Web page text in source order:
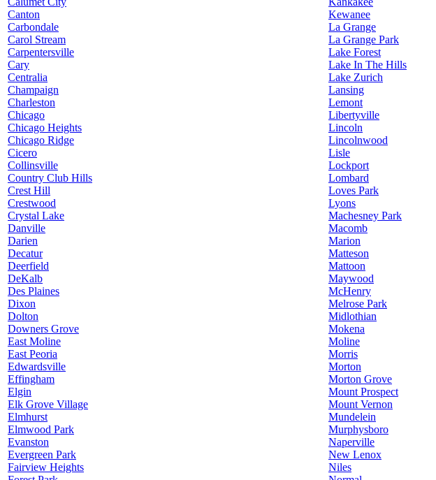
Canton
Carbondale
Carol Stream
Carpentersville
Cary
Centralia
Champaign
Charleston
Chicago
Chicago Heights
Chicago Ridge
Cicero
Collinsville
Country Club Hills
Crest Hill
Crestwood
Crystal Lake
Danville
Darien
Decatur
Deerfield
DeKalb
Des Plaines
Dixon
Dolton
Downers Grove
East Moline
East Peoria
Edwardsville
Effingham
Elgin
Elk Grove Village
Elmhurst
Elmwood Park
Evanston
Evergreen Park
Fairview Heights
Kewanee
La Grange
La Grange Park
Lake Forest
Lake In The Hills
Lake Zurich
Lansing
Lemont
Libertyville
Lincoln
Lincolnwood
Lisle
Lockport
Lombard
Loves Park
Lyons
Machesney Park
Macomb
Marion
Matteson
Mattoon
Maywood
McHenry
Melrose Park
Midlothian
Mokena
Moline
Morris
Morton
Morton Grove
Mount Prospect
Mount Vernon
Mundelein
Murphysboro
Naperville
New Lenox
Niles